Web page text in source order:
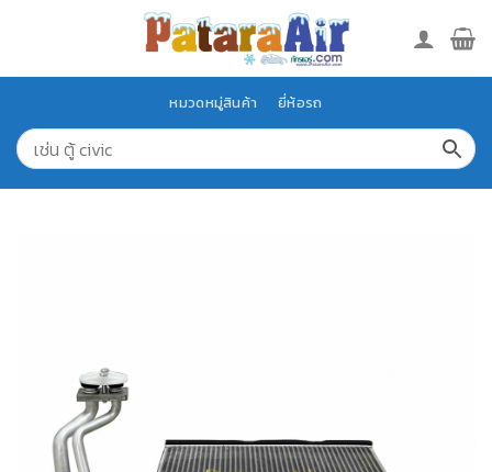
หมวดหมู่สินค้า ยี่ห้อรถ